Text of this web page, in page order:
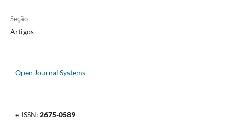
Seção
Artigos
Open Journal Systems
e-ISSN: 2675-0589